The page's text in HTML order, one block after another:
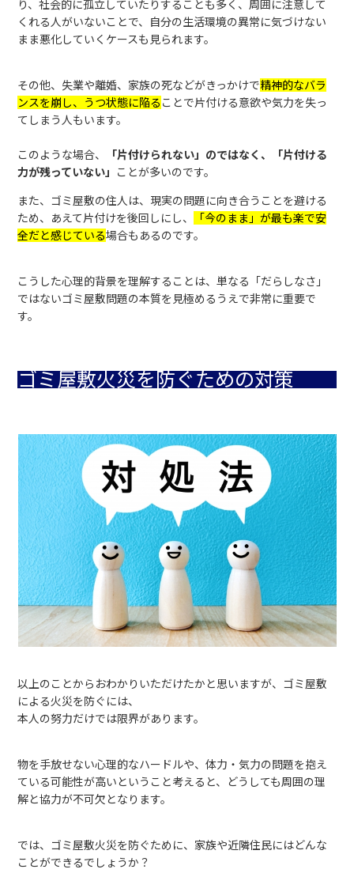
り、社会的に孤立していたりすることも多く、周囲に注意して
くれる人がいないことで、自分の生活環境の異常に気づけない
まま悪化していくケースも見られます。
その他、失業や離婚、家族の死などがきっかけで精神的なバラ
ンスを崩し、うつ状態に陥る ことで片付ける意欲や気力を失っ
てしまう人もいます。
このような場合、
「片付けられない」のではなく、「片付ける
力が残っていない」 ことが多いのです。
また、ゴミ屋敷の住人は、現実の問題に向き合うことを避ける
ため、あえて片付けを後回しにし、
「今のまま」が最も楽で安
全だと感じている場合もあるのです。
こうした心理的背景を理解することは、単なる「だらしなさ」
ではないゴミ屋敷問題の本質を見極めるうえで非常に重要で
す。
ゴミ屋敷火災を防ぐための対策
以上のことからおわかりいただけたかと思いますが、ゴミ屋敷
による火災を防ぐには、
本人の努力だけでは限界があります。
物を手放せない心理的なハードルや、体力・気力の問題を抱え
ている可能性が高いということ考えると、どうしても周囲の理
解と協力が不可欠となります。
では、ゴミ屋敷火災を防ぐために、家族や近隣住民にはどんな
ことができるでしょうか？